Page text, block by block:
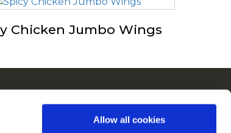
Allow all cookies
Chicken Jumbo Wings